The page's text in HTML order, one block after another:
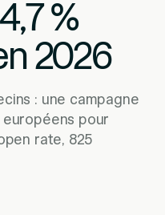
%
2026
: une campagne
pour
rate, 825